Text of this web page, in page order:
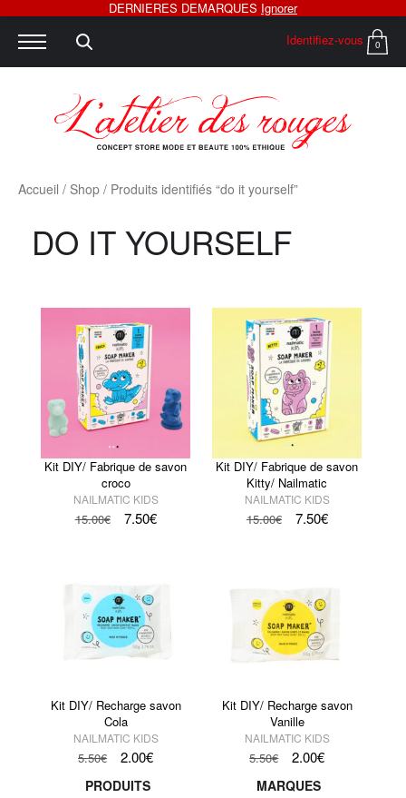
Identifiez-vous 0
Accueil / Shop / Produits identifiés “do it yourself”
DO IT YOURSELF
Kit DIY/ Fabrique de savon
croco
NAILMATIC KIDS
15.00€ 7.50€
Kit DIY/ Fabrique de savon
Kitty/ Nailmatic
NAILMATIC KIDS
15.00€ 7.50€
Kit DIY/ Recharge savon
Cola
NAILMATIC KIDS
5.50€ 2.00€
Kit DIY/ Recharge savon
Vanille
NAILMATIC KIDS
5.50€ 2.00€
PRODUITS
MARQUES
DERNIERES DEMARQUES Ignorer